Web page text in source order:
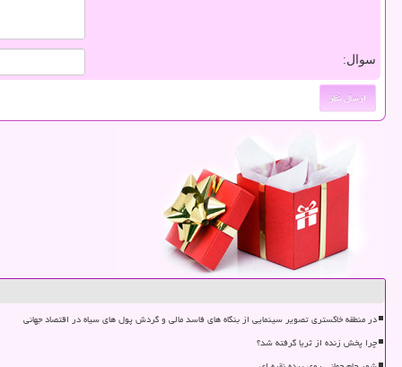
سوال:
در منطقه خاکستری تصویر سینمایی از بنگاه های فاسد مالی و گردش پول های سیاه در اقتصاد جهانی
چرا پخش زنده از ثریا گرفته شد؟